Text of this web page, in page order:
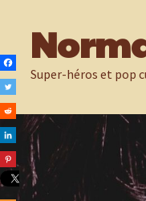
contenu
Super-héros et pop